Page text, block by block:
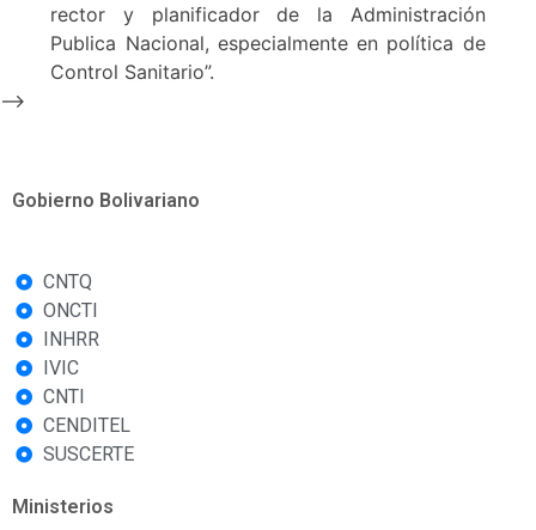
rector y planificador de la Administración
Publica Nacional, especialmente en política de
Control Sanitario”.
-->
Gobierno Bolivariano
CNTQ
ONCTI
INHRR
IVIC
CNTI
CENDITEL
SUSCERTE
Ministerios